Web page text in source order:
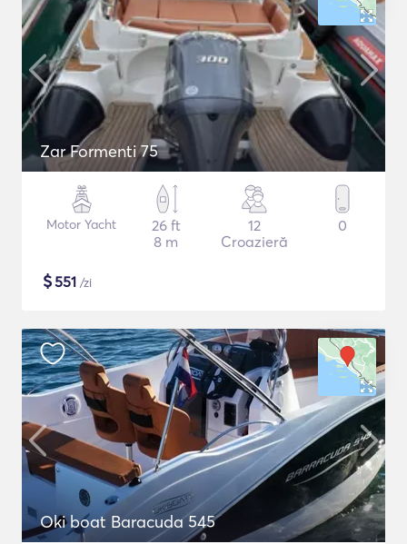
Zar Formenti 75
Motor Yacht
26 ft
8 m
12
Croazieră
0
$551 /zi
Oki boat Baracuda 545